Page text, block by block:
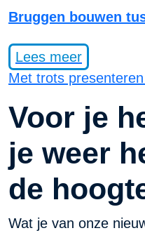
Bruggen bouwen
Lees meer
Met trots
Voor je
je weer
de
Wat je van onze